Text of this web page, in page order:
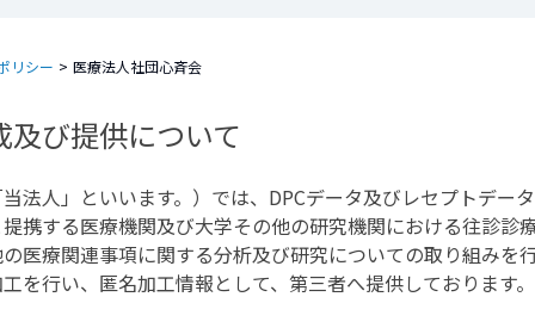
リシー > 医療法人社団心斉会
び提供について
法人」といいます。）では、DPCデータ及びレセプトデー
携する医療機関及び大学その他の研究機関における往診診
医療関連事項に関する分析及び研究についての取り組みを
を行い、匿名加工情報として、第三者へ提供しております。